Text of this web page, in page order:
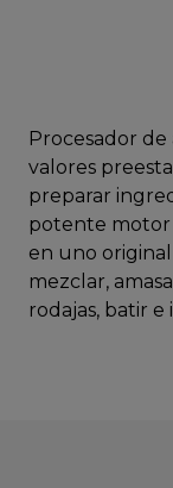
Procesador
valores
preparar
potente motor
en uno original
mezclar,
rodajas, batir e